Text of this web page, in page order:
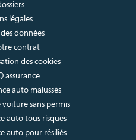
légales
données
contrat
des cookies
assurance
auto malussés
voiture sans permis
auto tous risques
auto pour résiliés